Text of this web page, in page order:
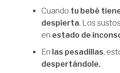
Cuando tu bebé
despierta. Los
en estado de
En las pesadillas,
despertándole.